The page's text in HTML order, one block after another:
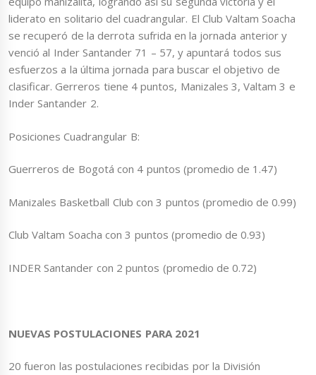
liderato en solitario del cuadrangular. El Club Valtam Soacha
se recuperó de la derrota sufrida en la jornada anterior y
venció al Inder Santander 71 – 57, y apuntará todos sus
esfuerzos a la última jornada para buscar el objetivo de
clasificar. Gerreros tiene 4 puntos, Manizales 3, Valtam 3 e
Inder Santander 2.
Posiciones Cuadrangular B:
Guerreros de Bogotá con 4 puntos (promedio de 1.47)
Manizales Basketball Club con 3 puntos (promedio de 0.99)
Club Valtam Soacha con 3 puntos (promedio de 0.93)
INDER Santander con 2 puntos (promedio de 0.72)
NUEVAS POSTULACIONES PARA 2021
20 fueron las postulaciones recibidas por la División